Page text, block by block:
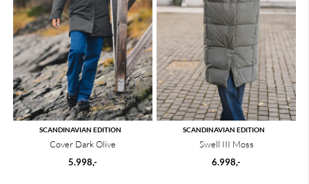
SCANDINAVIAN EDITION
Cover Dark Olive
5.998,-
SCANDINAVIAN EDITION
Swell III Moss
6.998,-